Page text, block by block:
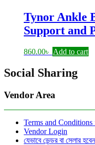
Tynor Ankle
Support and
860.00৳ Add to cart
Social Sharing
Vendor Area
Terms and Conditions
Vendor Login
যেভাবে ভেন্ডর বা সেলার হবেন